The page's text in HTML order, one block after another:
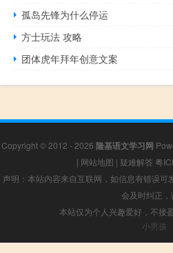
孤岛先锋为什么停运
方士玩法 攻略
团体虎年拜年创意文案
Copyright © 2012 - 2026 隆基语文学习网
| 网站地图 | 疑难解答 粤
声明：本站内容来自互联网，如信息有错误
会及时纠正，
本站仅为个人兴趣爱好，不接
小男孩